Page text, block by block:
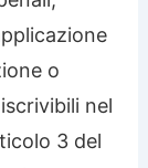
o
nel
3 del